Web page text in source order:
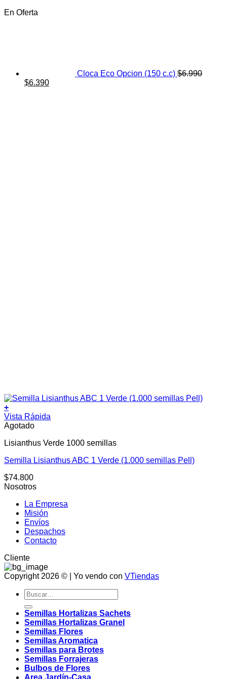
En Oferta
Cloca Eco Opcion (150 c.c) $6.990
El
$6.390El
+
Vista Rápida
Agotado
Lisianthus Verde 1000 semillas
Semilla Lisianthus ABC 1 Verde (1.000 semillas Pell)
$74.800
Nosotros
La Empresa
Misión
Envíos
Despachos
Contacto
Cliente
Copyright 2026 © | Yo vendo con VTiendas
Buscar
por:
Semillas Hortalizas Sachets
Semillas Hortalizas Granel
Semillas Flores
Semillas Aromatica
Semillas para Brotes
Semillas Forrajeras
Bulbos de Flores